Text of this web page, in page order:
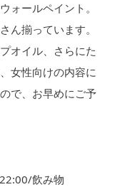
ォールペイント。
ん揃っています。
オイル、さらにた
女性向けの内容に
で、お早めにご予
飲み物